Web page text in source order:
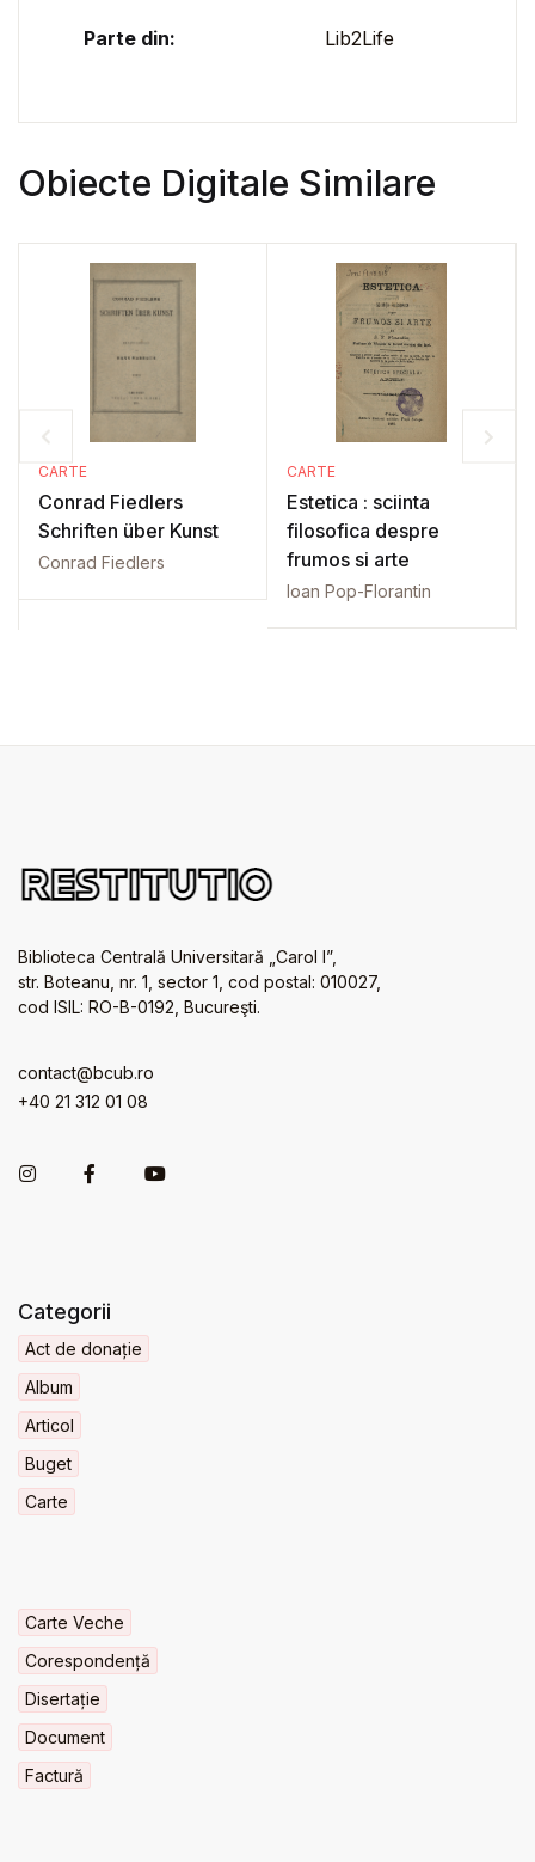
Parte din: Lib2Life
Obiecte Digitale Similare
CARTE
Conrad Fiedlers
Schriften über Kunst
Conrad Fiedlers
CARTE
Estetica : sciinta
filosofica despre
frumos si arte
Ioan Pop-Florantin
Biblioteca Centrală Universitară „Carol I”,
str. Boteanu, nr. 1, sector 1, cod postal: 010027,
cod ISIL: RO-B-0192, Bucureşti.
contact@bcub.ro
+40 21 312 01 08
Categorii
Act de donație
Album
Articol
Buget
Carte
Carte Veche
Corespondență
Disertație
Document
Factură